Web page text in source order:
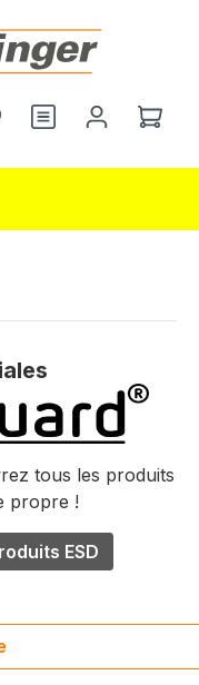
Le
tous les produits
propre !
ESD